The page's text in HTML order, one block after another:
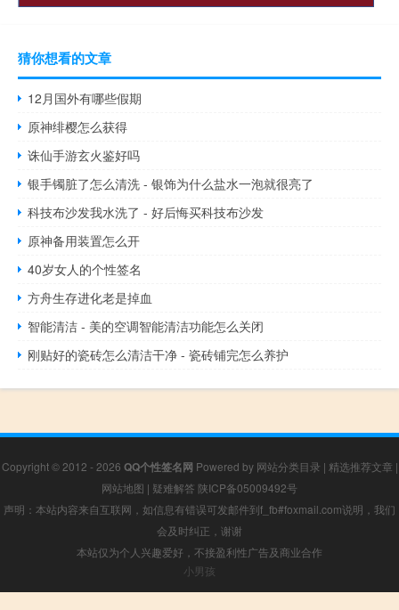
猜你想看的文章
12月国外有哪些假期
原神绯樱怎么获得
诛仙手游玄火鉴好吗
银手镯脏了怎么清洗 - 银饰为什么盐水一泡就很亮了
科技布沙发我水洗了 - 好后悔买科技布沙发
原神备用装置怎么开
40岁女人的个性签名
方舟生存进化老是掉血
智能清洁 - 美的空调智能清洁功能怎么关闭
刚贴好的瓷砖怎么清洁干净 - 瓷砖铺完怎么养护
Copyright © 2012 - 2026 QQ个性签名网 Powered by 网站分类目录 | 精选推荐文章 |
网站地图 | 疑难解答 陕ICP备05009492号
声明：本站内容来自互联网，如信息有错误可发邮件到f_fb#foxmail.com说明，我们
会及时纠正，谢谢
本站仅为个人兴趣爱好，不接盈利性广告及商业合作
小男孩